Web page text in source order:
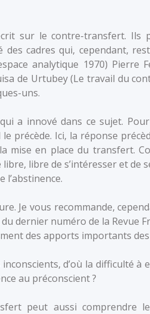
sur le contre-transfert. Ils
cadres qui, cependant,
analytique 1970) Pierre
de Urtubey (Le travail du
uns.
a innové dans ce sujet.
précède. Ici, la réponse
mise en place du transfert.
libre, libre de s’intéresser et
l’abstinence.
Je vous recommande,
dernier numéro de la Revue
des apports importants
d’où la difficulté à
au préconscient ?
peut aussi comprendre